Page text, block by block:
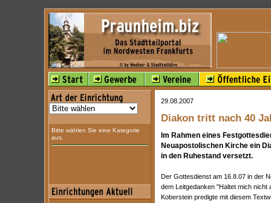
Bitte wählen Sie eine Kategorie
aus.
29.08.2007
Diakon tritt nach 40
Im Rahmen eines
Neuapostolischen Kirche ein
in den Ruhestand versetzt.
Der Gottesdienst am 16.8.07 in der
dem Leitgedanken "Haltet mich
Koberstein predigte mit diesem